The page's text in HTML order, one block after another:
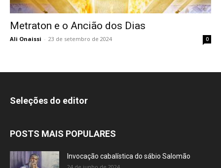
Metraton e o Ancião dos Dias
Ali Onaissi - 23 de setembro de 2024 0
Seleções do editor
POSTS MAIS POPULARES
Invocação cabalística do sábio Salomão